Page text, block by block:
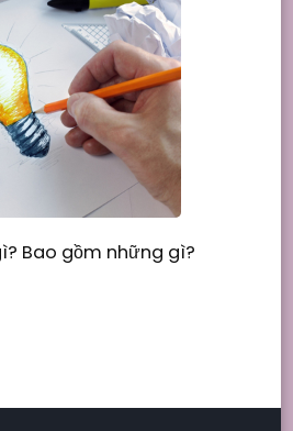
Bao gồm những gì?